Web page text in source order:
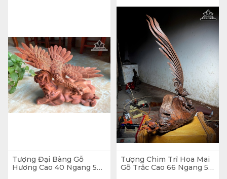
Tượng Đại Bàng Gỗ
Hương Cao 40 Ngang 52
Tượng Chim Trĩ Hoa Mai
Gỗ Trắc Cao 66 Ngang 50